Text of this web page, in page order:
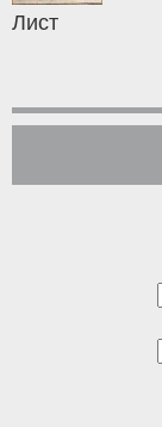
Лист